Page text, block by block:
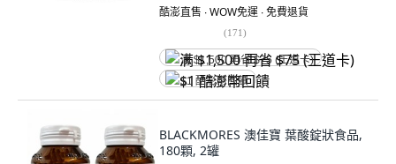
酷澎直售 ∙ WOW免運 ∙ 免費退貨
(171)
满 $1,500 再省 $75 (王道卡)
$1 酷澎幣回饋
BLACKMORES 澳佳寶 葉酸錠狀食品,
180顆, 2罐